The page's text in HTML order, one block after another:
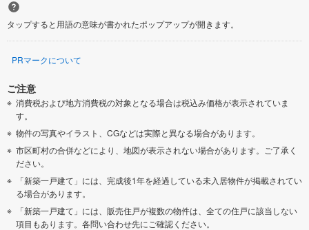
タップすると用語の意味が書かれたポップアップが開きます。
PRマークについて
ご注意
消費税および地方消費税の対象となる場合は税込み価格が表示されていま
す。
物件の写真やイラスト、CGなどは実際と異なる場合があります。
市区町村の合併などにより、地図が表示されない場合があります。ご了承く
ださい。
「新築一戸建て」には、完成後1年を経過している未入居物件が掲載されてい
る場合があります。
「新築一戸建て」には、販売住戸が複数の物件は、全ての住戸に該当しない
項目もあります。各問い合わせ先にご確認ください。